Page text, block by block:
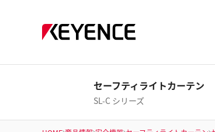
セーフティライトカーテン
SL-C シリーズ